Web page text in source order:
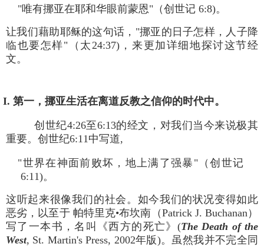
"唯有挪亚在耶和华眼前蒙恩"（创世记 6:8)。
让我们藉助耶稣的这句话，"挪亚的日子怎样，人子降
临也要怎样"（太24:37)，来更加详细地探讨这节经
文。
I. 第一，挪亚生活在离道反教之信仰的时代中。
创世纪4:26至6:13的经文，对我们当今来说极其
重要。创世纪6:11中写道,
"世界在神面前败坏，地上满了强暴"（创世记
6:11)。
这听起来很像我们的社会。如今我们的状况变得如此
恶劣，以至于 帕特里克•布坎南（Patrick J. Buchanan）
写了一本书，名叫《西方的死亡》(The Death of the
West, St. Martin's Press, 2002年版)。虽然我并不完全同